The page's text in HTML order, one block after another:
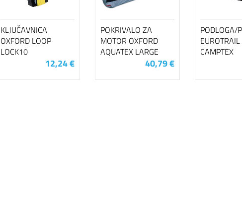
KLJUČAVNICA
OXFORD LOOP
LOCK10
12,24 €
POKRIVALO ZA
MOTOR OXFORD
AQUATEX LARGE
40,79 €
PODLOGA/
EUROTRAIL
CAMPTEX